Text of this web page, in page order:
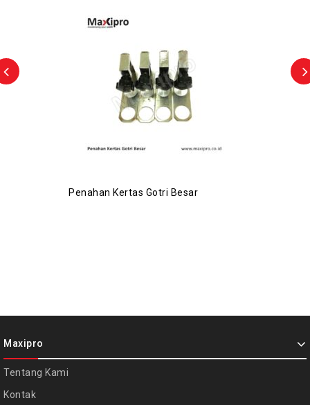
Penahan Kertas Gotri Besar
Maxipro
Tentang Kami
Kontak